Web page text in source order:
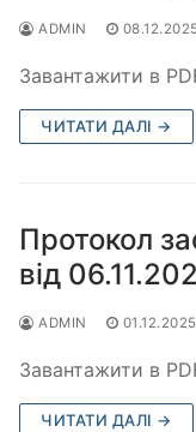
ADMIN
Завантажити в
ЧИТАТИ ДАЛІ →
Протокол
від
ADMIN 01.12.2025
Завантажити в
ЧИТАТИ ДАЛІ →